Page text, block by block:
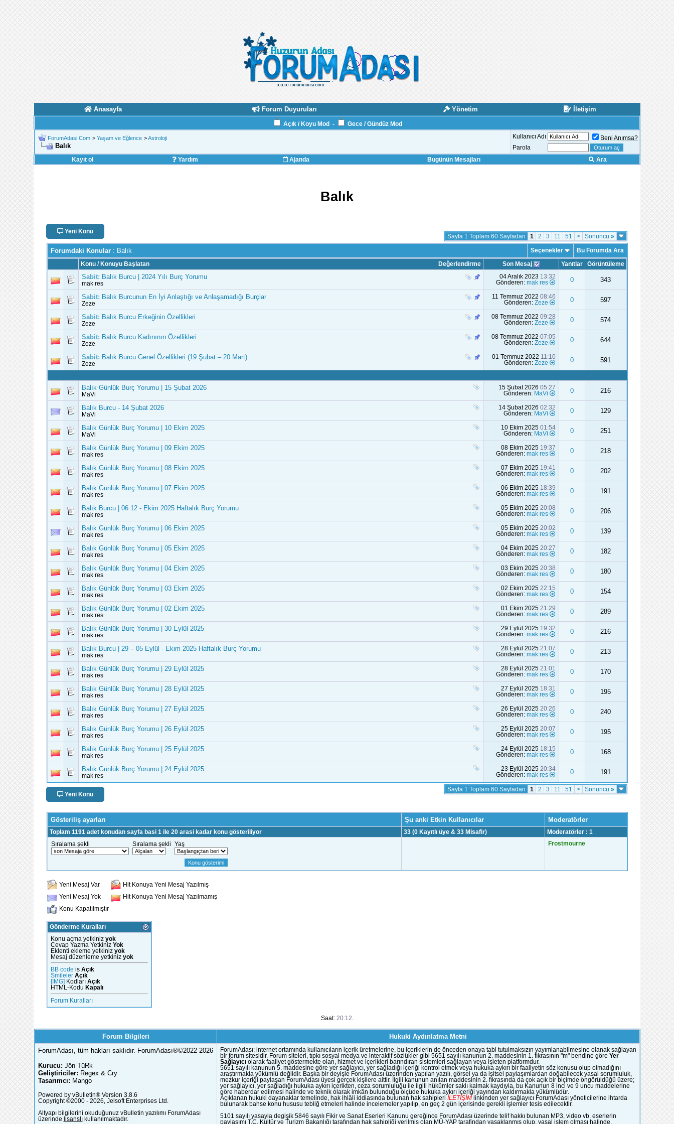
Anasayfa Forum Duyuruları Yönetim İletişim
Açık / Koyu Mod - Gece / Gündüz Mod
ForumAdasi.Com > Yaşam ve Eğlence >Astroloji
Balık
Kullanıcı Adı
Beni Anımsa?
Parola
Kayıt ol
Yardım Ajanda Bugünün Mesajları Ara
Balık
Yeni Konu
Sayfa 1 Toplam 60 Sayfadan 1 2 3 11 51 > Sonuncu»
Forumdaki Konular: Balık Seçenekler Bu Forumda Ara
Değerlendirme
Konu/ Konuyu Başlatan Son Mesaj Yanıtlar Görüntüleme
Sabit: Balık Burcu | 2024 Yılı Burç Yorumu
mak res
04 Aralık 2023 13:32
Gönderen: mak res 0 343
Sabit: Balık Burcunun En İyi Anlaştığı ve Anlaşamadığı Burçlar
Zeze
11 Temmuz 2022 08:46
Gönderen: Zeze 0 597
Sabit: Balık Burcu Erkeğinin Özellikleri
Zeze
08 Temmuz 2022 09:28
Gönderen: Zeze 0 574
Sabit: Balık Burcu Kadınının Özellikleri
Zeze
08 Temmuz 2022 07:05
Gönderen: Zeze 0 644
Sabit: Balık Burcu Genel Özellikleri (19 Şubat – 20 Mart)
Zeze
01 Temmuz 2022 11:10
Gönderen: Zeze 0 591
Balık Günlük Burç Yorumu | 15 Şubat 2026
MaVi
15 Şubat 2026 05:27
Gönderen: MaVi 0 216
Balık Burcu - 14 Şubat 2026
MaVi
14 Şubat 2026 02:32
Gönderen: MaVi 0 129
Balık Günlük Burç Yorumu | 10 Ekim 2025
MaVi
10 Ekim 2025 01:54
Gönderen: MaVi 0 251
Balık Günlük Burç Yorumu | 09 Ekim 2025
mak res
08 Ekim 2025 19:37
Gönderen: mak res 0 218
Balık Günlük Burç Yorumu | 08 Ekim 2025
mak res
07 Ekim 2025 19:41
Gönderen: mak res 0 202
Balık Günlük Burç Yorumu | 07 Ekim 2025
mak res
06 Ekim 2025 18:39
Gönderen: mak res 0 191
Balık Burcu | 06 12 - Ekim 2025 Haftalık Burç Yorumu
mak res
05 Ekim 2025 20:08
Gönderen: mak res 0 206
Balık Günlük Burç Yorumu | 06 Ekim 2025
mak res
05 Ekim 2025 20:02
Gönderen: mak res 0 139
Balık Günlük Burç Yorumu | 05 Ekim 2025
mak res
04 Ekim 2025 20:27
Gönderen: mak res 0 182
Balık Günlük Burç Yorumu | 04 Ekim 2025
mak res
03 Ekim 2025 20:38
Gönderen: mak res 0 180
Balık Günlük Burç Yorumu | 03 Ekim 2025
mak res
02 Ekim 2025 22:15
Gönderen: mak res 0 154
Balık Günlük Burç Yorumu | 02 Ekim 2025
mak res
01 Ekim 2025 21:29
Gönderen: mak res 0 289
Balık Günlük Burç Yorumu | 30 Eylül 2025
mak res
29 Eylül 2025 19:32
Gönderen: mak res 0 216
Balık Burcu | 29 – 05 Eylül - Ekim 2025 Haftalık Burç Yorumu
mak res
28 Eylül 2025 21:07
Gönderen: mak res 0 213
Balık Günlük Burç Yorumu | 29 Eylül 2025
mak res
28 Eylül 2025 21:01
Gönderen: mak res 0 170
Balık Günlük Burç Yorumu | 28 Eylül 2025
mak res
27 Eylül 2025 18:31
Gönderen: mak res 0 195
Balık Günlük Burç Yorumu | 27 Eylül 2025
mak res
26 Eylül 2025 20:26
Gönderen: mak res 0 240
Balık Günlük Burç Yorumu | 26 Eylül 2025
mak res
25 Eylül 2025 20:07
Gönderen: mak res 0 195
Balık Günlük Burç Yorumu | 25 Eylül 2025
mak res
24 Eylül 2025 18:15
Gönderen: mak res 0 168
Balık Günlük Burç Yorumu | 24 Eylül 2025
mak res
23 Eylül 2025 20:34
Gönderen: mak res 0 191
Yeni Konu
Sayfa 1 Toplam 60 Sayfadan 1 2 3 11 51 > Sonuncu»
Gösteriliş ayarları Şu anki Etkin Kullanıcılar Moderatörler
Toplam 1191 adet konudan sayfa basi 1 ile 20 arasi kadar konu gösteriliyor 33 (0 Kayıtlı üye & 33 Misafir)
Moderatörler : 1
Sıralama şekli
Sıralama şekli Yaş Frostmourne
Yeni Mesaj Var
Hit Konuya Yeni Mesaj Yazılmış
Yeni Mesaj Yok
Hit Konuya Yeni Mesaj Yazılmamış
Konu Kapatılmıştır
Gönderme Kuralları
Konu açma yetkiniz yok
Cevap Yazma Yetkiniz Yok
Eklenti ekleme yetkiniz yok
Mesaj düzenleme yetkiniz yok
BB code is Açık
Smileler Açık
[IMG]
Kodları Açık
HTML-Kodu Kapalı
Forum Kuralları
Saat: 20:12
Forum Bilgileri
Hukuki Aydınlatma Metni
ForumAdası, tüm hakları saklıdır. ForumAdası®©2022-2026
Kurucu: Jön TüRk
Geliştiriciler: Regex & Cry
Tasarımcı: Mango
Powered by vBulletin® Version 3.8.6
Copyright ©2000 - 2026, Jelsoft Enterprises Ltd.
Altyapı bilgilerini okuduğunuz vBulletin yazılımı ForumAdası
üzerinde lisanslıkullanılmaktadır.
ForumAdası; internet ortamında kullanıcıların içerik üretmelerine, bu içeriklerin de önceden onaya tabi tutulmaksızın yayımlanabilmesine olanak sağlayan
bir forum sitesidir. Forum siteleri, tıpkı sosyal medya ve interaktif sözlükler gibi 5651 sayılı kanunun 2. maddesinin 1. fıkrasının "m" bendine göre Yer
Sağlayıcıolarak faaliyet göstermekte olan, hizmet ve içerikleri barındıran sistemleri sağlayan veya işleten platformdur.
5651 sayılı kanunun 5. maddesine göre yer sağlayıcı, yer sağladığı içeriği kontrol etmek veya hukuka aykırı bir faaliyetin söz konusu olup olmadığını
araştırmakla yükümlü değildir. Başka bir deyişle ForumAdası üzerinden yapılan yazılı, görsel ya da işitsel paylaşımlardan doğabilecek yasal sorumluluk,
mezkur içeriği paylaşan ForumAdası üyesi gerçek kişilere aittir. İlgili kanunun anılan maddesinin 2. fıkrasında da çok açık bir biçimde öngörüldüğü üzere;
yer sağlayıcı, yer sağladığı hukuka aykırı içerikten, ceza sorumluluğu ile ilgili hükümler saklı kalmak kaydıyla, bu Kanunun 8 inci ve 9 uncu maddelerine
göre haberdar edilmesi halinde ve teknik olarak imkân bulunduğu ölçüde hukuka aykırı içeriği yayından kaldırmakla yükümlüdür.
Açıklanan hukuki dayanaklar temelinde, hak ihlâli iddiasında bulunan hak sahipleri İLETİŞİMlinkinden yer sağlayıcı ForumAdası yöneticilerine ihtarda
bulunarak bahse konu hususu tebliğ etmeleri halinde incelemeler yapılıp, en geç 2 gün içerisinde gerekli işlemler tesis edilecektir.
5101 sayılı yasayla degişik 5846 sayılı Fikir ve Sanat Eserleri Kanunu gereğince ForumAdası üzerinde telif hakkı bulunan MP3, video vb. eserlerin
paylaşımı T.C. Kültür ve Turizm Bakanlığı tarafından hak sahipliği verilmiş olan MÜ-YAP tarafindan yasaklanmış olup, yasal işlem olması halinde,